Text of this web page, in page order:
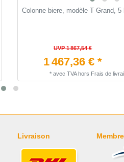
Colonne biere, modèle T Grand, 5
UVP 1 867,54 €
1 467,36 € *
* avec TVAhors Frais de
Livraison